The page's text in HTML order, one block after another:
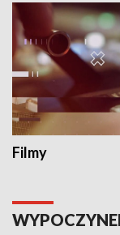
Filmy